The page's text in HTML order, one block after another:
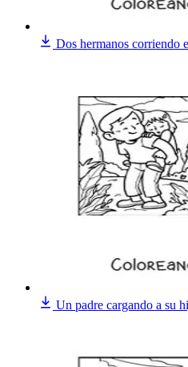
Dos hermanos corriendo
Un padre cargando a su